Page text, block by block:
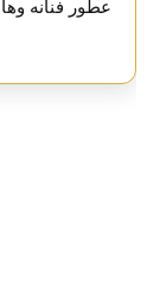
عطور فنانه